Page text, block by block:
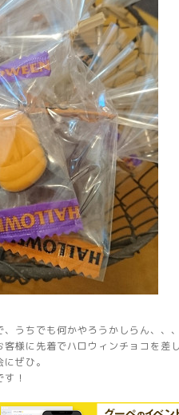
うちでも何かやろうかしらん、、
様に先着でハロウィンチョコを差
ぜひ。
！